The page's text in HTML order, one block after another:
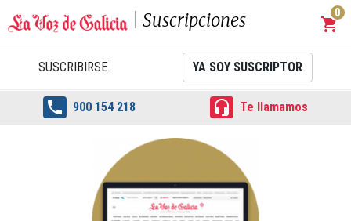
Suscripciones shopping_cart
0
SUSCRIBIRSE YA SOY SUSCRIPTOR
 900 154 218  Te llamamos